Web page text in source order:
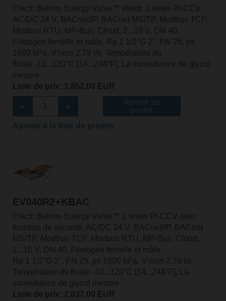
Electr. Belimo Energy Valve™ électr. 2 voies PI-CCV,
AC/DC 24 V, BACnet/IP, BACnet MS/TP, Modbus TCP,
Modbus RTU, MP-Bus, Cloud, 2...10 V, DN 40,
Filetages femelle et mâle, Rp 1 1/2"G 2", PN 25, ps
1600 kPa, V'nom 2.78 l/s, Température du
fluide -10...120°C [14...248°F], La surveillance de glycol
mesure
Liste de prix: 1.852,00 EUR
EV040R2+KBAC
Electr. Belimo Energy Valve™ 2 voies PI-CCV avec
fonction de sécurité, AC/DC 24 V, BACnet/IP, BACnet
MS/TP, Modbus TCP, Modbus RTU, MP-Bus, Cloud,
2...10 V, DN 40, Filetages femelle et mâle,
Rp 1 1/2"G 2", PN 25, ps 1600 kPa, V'nom 2.78 l/s,
Température du fluide -10...120°C [14...248°F], La
surveillance de glycol mesure
Liste de prix: 2.837,00 EUR